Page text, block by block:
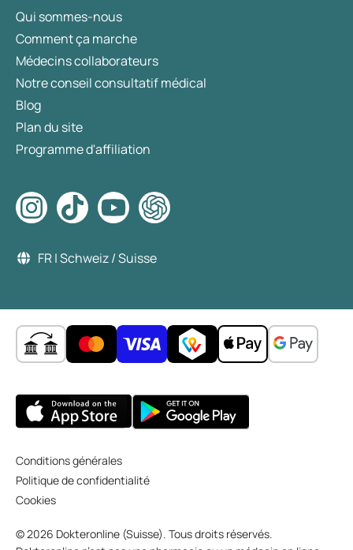
Qui sommes-nous
Comment ça marche
Médecins collaborateurs
Notre conseil consultatif médical
Blog
Plan du site
Programme d'affiliation
FR | Schweiz / Suisse
Conditions générales
Politique de confidentialité
Cookies
© 2026 Dokteronline (Suisse). Tous droits réservés.